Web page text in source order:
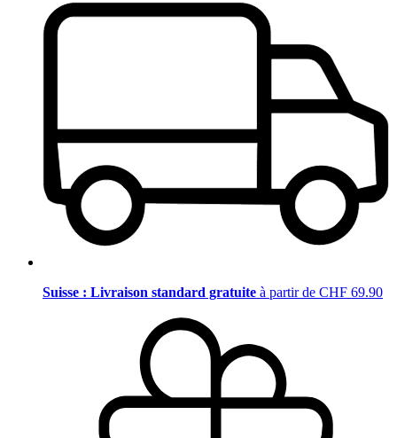
Suisse : Livraison standard gratuite à partir de CHF 69.90